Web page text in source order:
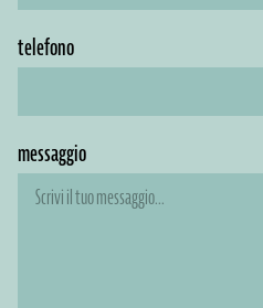
telefono
messaggio